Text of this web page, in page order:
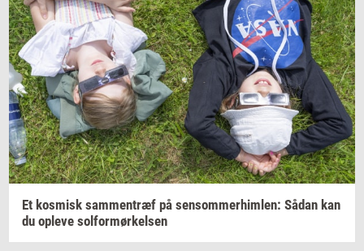
Et kos­misk sam­men­træf på sen­som­mer­him­len: Sådan kan
du op­le­ve sol­for­mør­kel­sen